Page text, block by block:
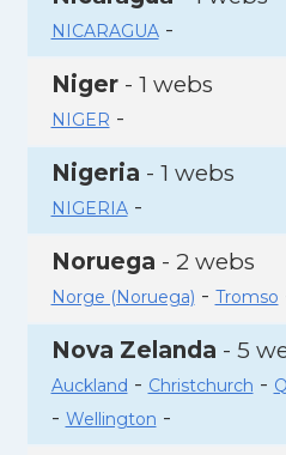
NICARAGUA-
Niger- 1 webs
NIGER -
Nigeria - 1 webs
NIGERIA-
Noruega - 2 webs
Norge (Noruega) - Tromso
Nova Zelanda - 5
Auckland - Christchurch -
- Wellington -